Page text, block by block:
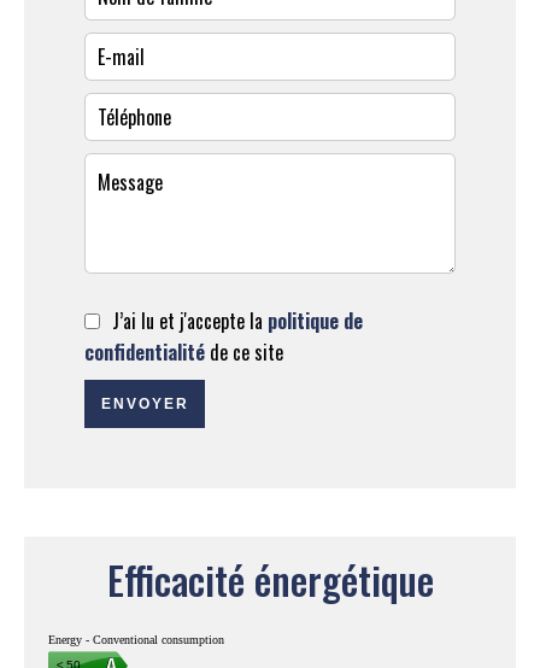
J’ai lu et j'accepte la politique de
confidentialité de ce site
ENVOYER
Efficacité énergétique